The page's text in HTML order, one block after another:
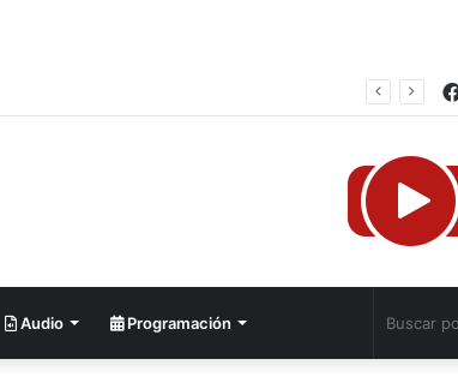
las reservas de municiones
Audio Programación